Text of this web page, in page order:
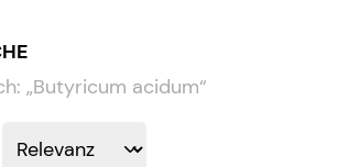
„Butyricum acidum“